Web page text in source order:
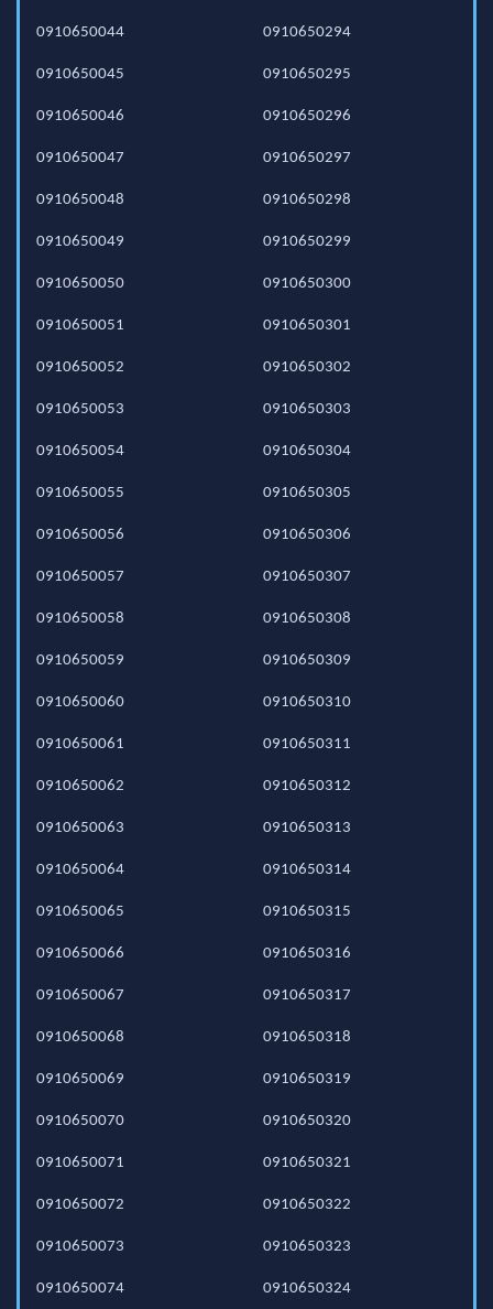
0910650044
0910650045
0910650046
0910650047
0910650048
0910650049
0910650050
0910650051
0910650052
0910650053
0910650054
0910650055
0910650056
0910650057
0910650058
0910650059
0910650060
0910650061
0910650062
0910650063
0910650064
0910650065
0910650066
0910650067
0910650068
0910650069
0910650070
0910650071
0910650072
0910650073
0910650074
0910650294
0910650295
0910650296
0910650297
0910650298
0910650299
0910650300
0910650301
0910650302
0910650303
0910650304
0910650305
0910650306
0910650307
0910650308
0910650309
0910650310
0910650311
0910650312
0910650313
0910650314
0910650315
0910650316
0910650317
0910650318
0910650319
0910650320
0910650321
0910650322
0910650323
0910650324